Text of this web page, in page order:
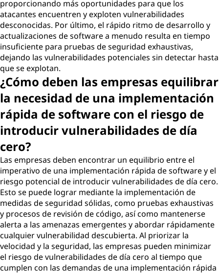
proporcionando más oportunidades para que los
atacantes encuentren y exploten vulnerabilidades
desconocidas. Por último, el rápido ritmo de desarrollo y
actualizaciones de software a menudo resulta en tiempo
insuficiente para pruebas de seguridad exhaustivas,
dejando las vulnerabilidades potenciales sin detectar hasta
que se explotan.
¿Cómo deben las empresas equilibrar
la necesidad de una implementación
rápida de software con el riesgo de
introducir vulnerabilidades de día
cero?
Las empresas deben encontrar un equilibrio entre el
imperativo de una implementación rápida de software y el
riesgo potencial de introducir vulnerabilidades de día cero.
Esto se puede lograr mediante la implementación de
medidas de seguridad sólidas, como pruebas exhaustivas
y procesos de revisión de código, así como mantenerse
alerta a las amenazas emergentes y abordar rápidamente
cualquier vulnerabilidad descubierta. Al priorizar la
velocidad y la seguridad, las empresas pueden minimizar
el riesgo de vulnerabilidades de día cero al tiempo que
cumplen con las demandas de una implementación rápida